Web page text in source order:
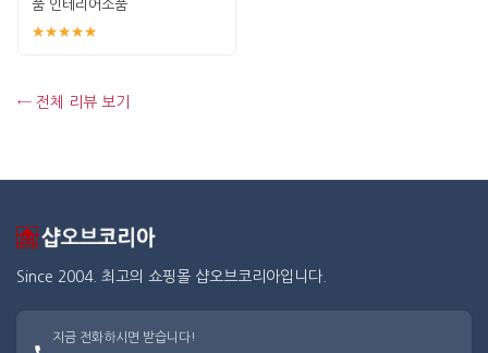
품 인테리어소품
★★★★★
← 전체 리뷰 보기
Since 2004. 최고의 쇼핑몰 샵오브코리아입니다.
지금 전화하시면 받습니다!